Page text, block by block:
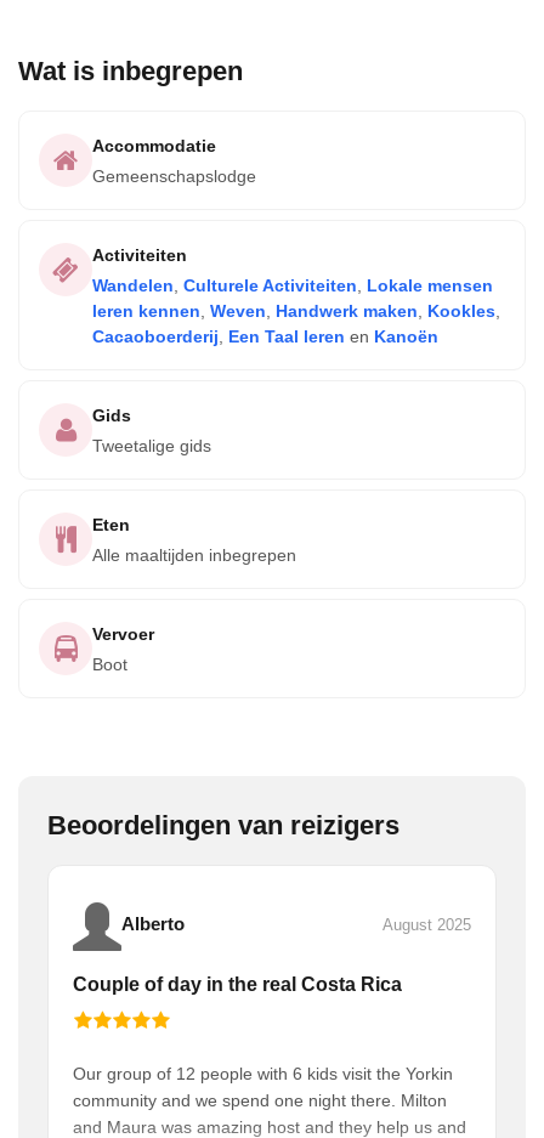
Wat is inbegrepen
Accommodatie
Gemeenschapslodge
Activiteiten
Wandelen Culturele Activiteiten
Lokale mensen
leren kennen Weven Handwerk maken Kookles
Cacaoboerderij
Een Taal leren en Kanoën
Gids
Tweetalige gids
Eten
Alle maaltijden inbegrepen
Vervoer
Boot
Beoordelingen van reizigers
Alberto August 2025
Couple of day in the real Costa Rica
Our group of 12 people with 6 kids visit the Yorkin
community and we spend one night there. Milton
and Maura was amazing host and they help us and